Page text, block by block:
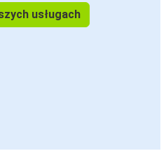
usługach